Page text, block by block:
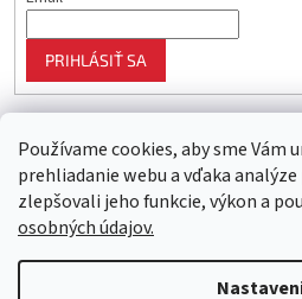
Používame cookies, aby sme Vám
prehliadanie webu a vďaka
zlepšovali jeho funkcie, výkon a
osobných údajov.
PRIHLÁSIŤ SA
Vytvoril